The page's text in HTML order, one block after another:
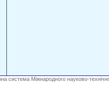
система Міжнародного науково-